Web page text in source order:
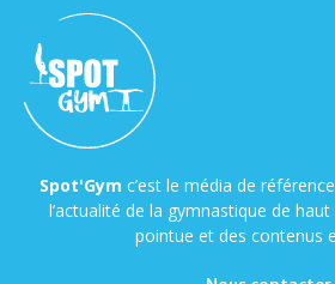
Spot'Gym c’est le média de
l’actualité de la gymnastique de
pointue et des contenus